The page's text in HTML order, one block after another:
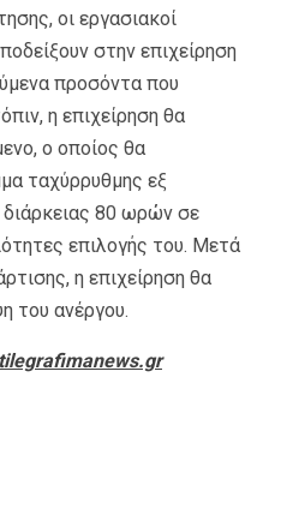
οι εργασιακοί
στην επιχείρηση
προσόντα που
η επιχείρηση θα
ο οποίος θα
ταχύρρυθμης εξ
80 ωρών σε
επιλογής του. Μετά
η επιχείρηση θα
του ανέργου.
tilegrafimanews.gr